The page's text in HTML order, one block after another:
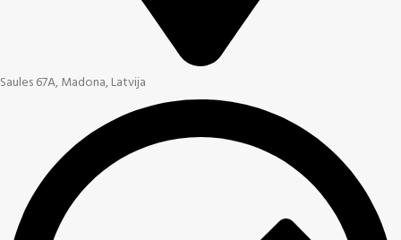
Saules 67A, Madona, Latvija